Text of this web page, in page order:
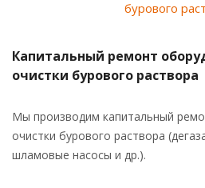
Капитальный ремонт
очистки бурового раствора
Мы производим капитальный
очистки бурового раствора
шламовые насосы и др.).